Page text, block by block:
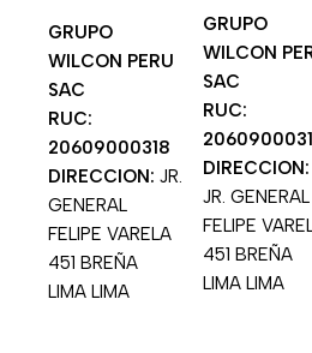
GRUPO
WILCON PERU
SAC
RUC:
20609000318
DIRECCION: JR.
GENERAL
FELIPE VARELA
451 BREÑA
LIMA LIMA
GRUPO
WILCON
SAC
RUC:
DIRECCION:
JR. GENERAL
FELIPE
451 BREÑA
LIMA LIMA